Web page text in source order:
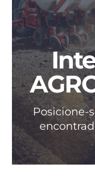
Posicione-